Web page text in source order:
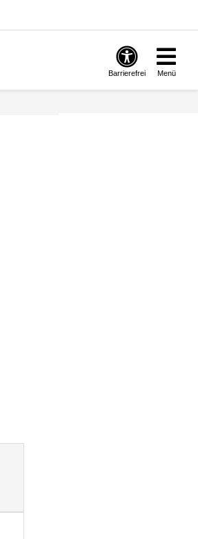
Barrierefrei Menü